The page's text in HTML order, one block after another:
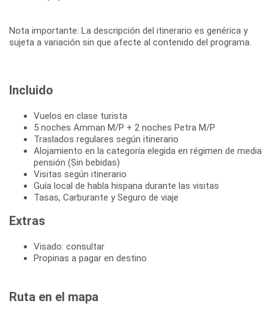
Nota importante: La descripción del itinerario es genérica y
sujeta a variación sin que afecte al contenido del programa.
Incluido
Vuelos en clase turista
5 noches Amman M/P + 2 noches Petra M/P
Traslados regulares según itinerario
Alojamiento en la categoría elegida en régimen de media
pensión (Sin bebidas)
Visitas según itinerario
Guía local de habla hispana durante las visitas
Tasas, Carburante y Seguro de viaje
Extras
Visado: consultar
Propinas a pagar en destino
Ruta en el mapa